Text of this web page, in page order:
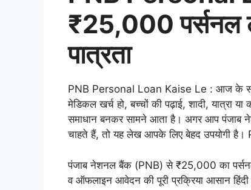
₹25,000 पर्सनल
पात्रता
PNB Personal Loan Kaise Le : आज के
मेडिकल खर्च हो, बच्चों की पढ़ाई, शादी,
समाधान बनकर सामने आता है। अगर आप
चाहते हैं, तो यह लेख आपके लिए बेहद उपयोगी
पंजाब नेशनल बैंक (PNB) से ₹25,000 का
व ऑफलाइन आवेदन की पूरी प्रक्रिया आसान